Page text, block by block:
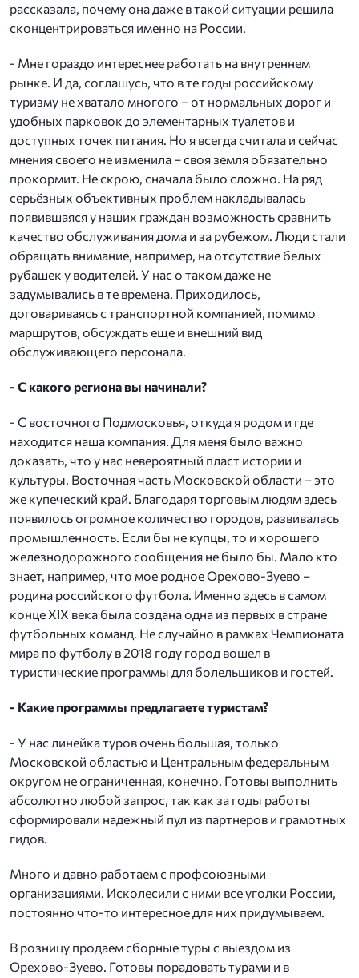
рассказала, почему она даже в такой ситуации решила
сконцентрироваться именно на России.
- Мне гораздо интереснее работать на внутреннем
рынке. И да, соглашусь, что в те годы российскому
туризму не хватало многого – от нормальных дорог и
удобных парковок до элементарных туалетов и
доступных точек питания. Но я всегда считала и сейчас
мнения своего не изменила – своя земля обязательно
прокормит. Не скрою, сначала было сложно. На ряд
серьёзных объективных проблем накладывалась
появившаяся у наших граждан возможность сравнить
качество обслуживания дома и за рубежом. Люди стали
обращать внимание, например, на отсутствие белых
рубашек у водителей. У нас о таком даже не
задумывались в те времена. Приходилось,
договариваясь с транспортной компанией, помимо
маршрутов, обсуждать еще и внешний вид
обслуживающего персонала.
- С какого региона вы начинали?
- С восточного Подмосковья, откуда я родом и где
находится наша компания. Для меня было важно
доказать, что у нас невероятный пласт истории и
культуры. Восточная часть Московской области – это
же купеческий край. Благодаря торговым людям здесь
появилось огромное количество городов, развивалась
промышленность. Если бы не купцы, то и хорошего
железнодорожного сообщения не было бы. Мало кто
знает, например, что мое родное Орехово-Зуево –
родина российского футбола. Именно здесь в самом
конце XIX века была создана одна из первых в стране
футбольных команд. Не случайно в рамках Чемпионата
мира по футболу в 2018 году город вошел в
туристические программы для болельщиков и гостей.
- Какие программы предлагаете туристам?
- У нас линейка туров очень большая, только
Московской областью и Центральным федеральным
округом не ограниченная, конечно. Готовы выполнить
абсолютно любой запрос, так как за годы работы
сформировали надежный пул из партнеров и грамотных
гидов.
Много и давно работаем с профсоюзными
организациями. Исколесили с ними все уголки России,
постоянно что-то интересное для них придумываем.
В розницу продаем сборные туры с выездом из
Орехово-Зуево. Готовы порадовать турами и в